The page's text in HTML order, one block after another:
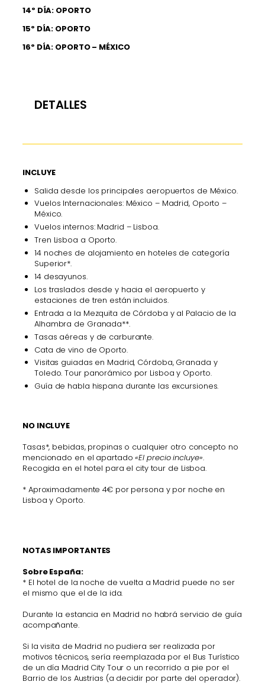
14º DÍA: OPORTO
15º DÍA: OPORTO
16º DÍA: OPORTO – MÉXICO
DETALLES
INCLUYE
Salida desde los principales aeropuertos de México.
Vuelos Internacionales: México – Madrid, Oporto –
México.
Vuelos internos: Madrid – Lisboa.
Tren Lisboa a Oporto.
14 noches de alojamiento en hoteles de categoría
Superior*.
14 desayunos.
Los traslados desde y hacia el aeropuerto y
estaciones de tren están incluidos.
Entrada a la Mezquita de Córdoba y al Palacio de la
Alhambra de Granada**.
Tasas aéreas y de carburante.
Cata de vino de Oporto.
Visitas guiadas en Madrid, Córdoba, Granada y
Toledo. Tour panorámico por Lisboa y Oporto.
Guía de habla hispana durante las excursiones.
NO INCLUYE
Tasas*, bebidas, propinas o cualquier otro concepto no
mencionado en el apartado «El precio incluye».
Recogida en el hotel para el city tour de Lisboa.
* Aproximadamente 4€ por persona y por noche en
Lisboa y Oporto.
NOTAS IMPORTANTES
Sobre España:
* El hotel de la noche de vuelta a Madrid puede no ser
el mismo que el de la ida.
Durante la estancia en Madrid no habrá servicio de guía
acompañante.
Si la visita de Madrid no pudiera ser realizada por
motivos técnicos, sería reemplazada por el Bus Turístico
de un día Madrid City Tour o un recorrido a pie por el
Barrio de los Austrias (a decidir por parte del operador).